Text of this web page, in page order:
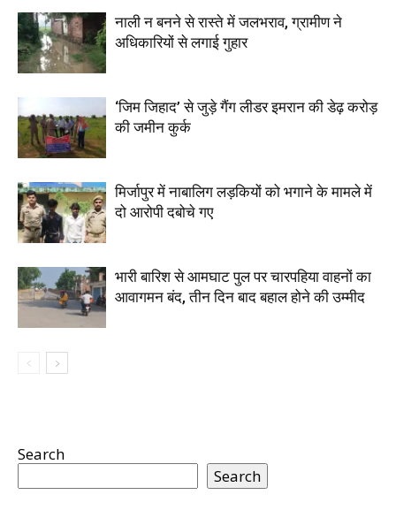
नाली न बनने से रास्ते में जलभराव, ग्रामीण ने
अधिकारियों से लगाई गुहार
‘जिम जिहाद’ से जुड़े गैंग लीडर इमरान की डेढ़ करोड़
की जमीन कुर्क
मिर्जापुर में नाबालिग लड़कियों को भगाने के मामले में
दो आरोपी दबोचे गए
भारी बारिश से आमघाट पुल पर चारपहिया वाहनों का
आवागमन बंद, तीन दिन बाद बहाल होने की उम्मीद
Search
Search